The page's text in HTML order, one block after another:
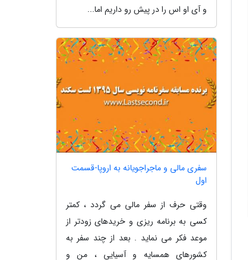
و آی او اس را در پیش رو داریم اما...
سفری مالی و ماجراجویانه به اروپا-قسمت
اول
وقتی حرف از سفر مالی می گردد ، کمتر
کسی به برنامه ریزی و خریدهای زودتر از
موعد فکر می نماید . بعد از چند سفر به
کشورهای همسایه و آسیایی ، من و